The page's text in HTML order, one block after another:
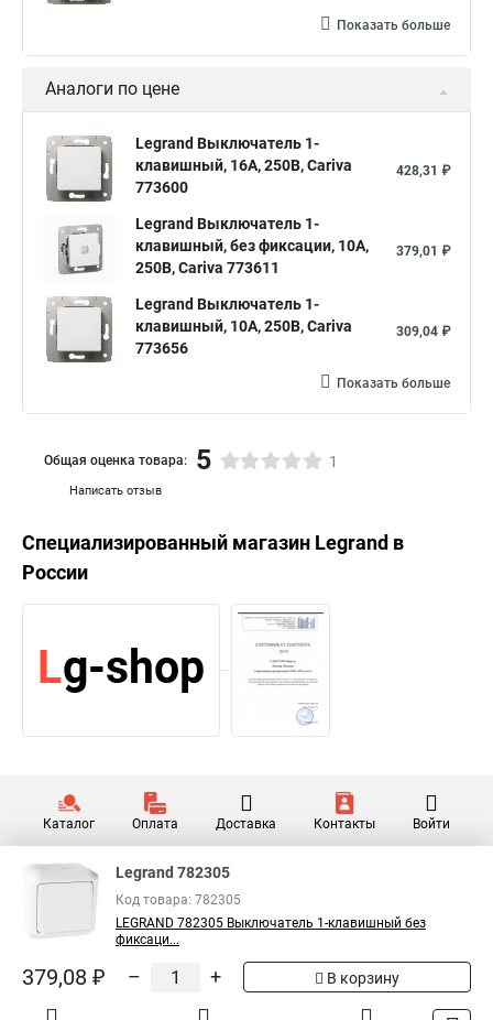
Показать больше
Аналоги по цене
Legrand Выключатель 1-
клавишный, 16А, 250В, Cariva
773600
428,31 ₽
Legrand Выключатель 1-
клавишный, без фиксации, 10А,
250В, Cariva 773611
379,01 ₽
Legrand Выключатель 1-
клавишный, 10А, 250В, Cariva
773656
309,04 ₽
Показать больше
Написать отзыв
Общая оценка товара: 5 1
Специализированный магазин Legrand в
России
Каталог Оплата Доставка Контакты Войти
Legrand 782305
Код товара: 782305
LEGRAND 782305 Выключатель 1-клавишный без
фиксаци...
379,08 ₽ – + В корзину